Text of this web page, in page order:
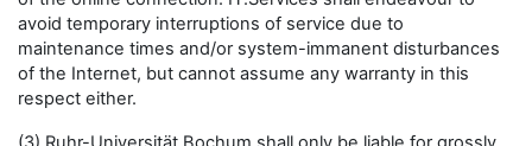
avoid temporary interruptions of service due to
maintenance times and/or system-immanent disturbances
of the Internet, but cannot assume any warranty in this
respect either.